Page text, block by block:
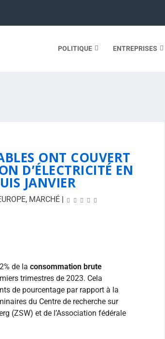
POLITIQUE ENTREPRISES
ONT COUVERT
D’ÉLECTRICITÉ EN
JANVIER
, MARCHÉ |
de la consommation brute
trimestres de 2023. Cela
de pourcentage par rapport à la
du Centre de recherche sur
(ZSW) et de l’Association fédérale